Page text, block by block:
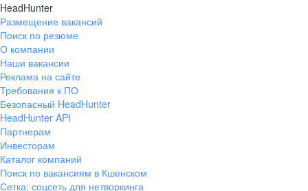
HeadHunter
Размещение вакансий
Поиск по резюме
О компании
Наши вакансии
Реклама на сайте
Требования к ПО
Безопасный HeadHunter
HeadHunter API
Партнерам
Инвесторам
Каталог компаний
Поиск по вакансиям в Кшенском
Сетка: соцсеть для нетворкинга